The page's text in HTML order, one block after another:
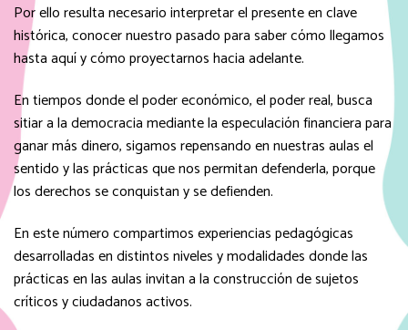
Por ello resulta necesario interpretar el presente en clave
histórica, conocer nuestro pasado para saber cómo llegamos
hasta aquí y cómo proyectarnos hacia adelante.
En tiempos donde el poder económico, el poder real, busca
sitiar a la democracia mediante la especulación financiera para
ganar más dinero, sigamos repensando en nuestras aulas el
sentido y las prácticas que nos permitan defenderla, porque
los derechos se conquistan y se defienden.
En este número compartimos experiencias pedagógicas
desarrolladas en distintos niveles y modalidades donde las
prácticas en las aulas invitan a la construcción de sujetos
críticos y ciudadanos activos.